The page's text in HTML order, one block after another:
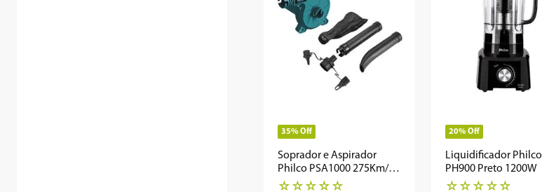
35%Off
Soprador e Aspirador
Philco PSA1000 275Km/h
16000RPM 830W
☆ ☆ ☆ ☆ ☆
20% Off
Liquidificador Philco
PH900 Preto 1200W
☆ ☆ ☆ ☆ ☆